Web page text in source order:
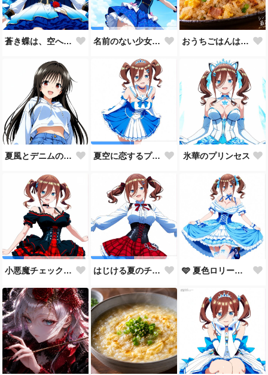
蒼き蝶は、空へ舞う。🦋💙 名前のない少女、誕生。🩵 おうちごはんはチャーハンで🍚💕
夏風とデニムの約束 夏空に恋するプリンセス 氷華のプリンセス
小悪魔チェック・ロリータ はじける夏のチェックコーデ！ 🩵 夏色ロリータ 🩵